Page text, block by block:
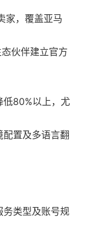
家，覆盖亚马
伙伴建立官方
低80%以上，尤
配置及多语言翻
务类型及账号规